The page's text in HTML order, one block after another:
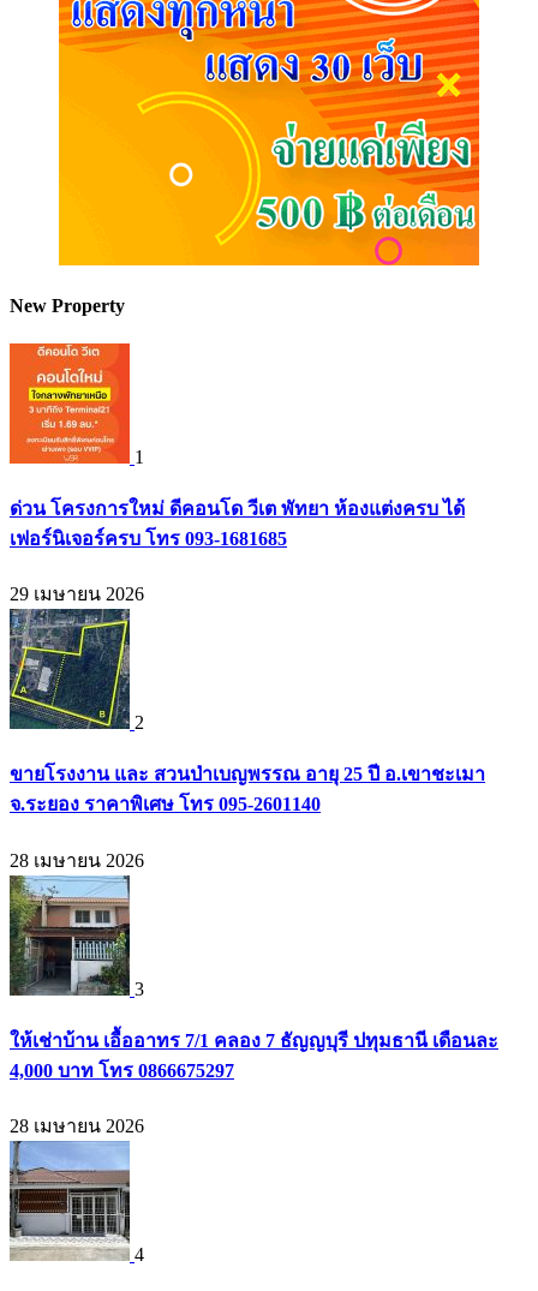
New Property
1
ด่วน โครงการใหม่ ดีคอนโด วีเต พัทยา ห้องแต่งครบ ได้
เฟอร์นิเจอร์ครบ โทร 093-1681685
29 เมษายน 2026
2
ขายโรงงาน และ สวนป่าเบญพรรณ อายุ 25 ปี อ.เขาชะเมา
จ.ระยอง ราคาพิเศษ โทร 095-2601140
28 เมษายน 2026
3
ให้เช่าบ้าน เอื้ออาทร 7/1 คลอง 7 ธัญญบุรี ปทุมธานี เดือนละ
4,000 บาท โทร 0866675297
28 เมษายน 2026
4